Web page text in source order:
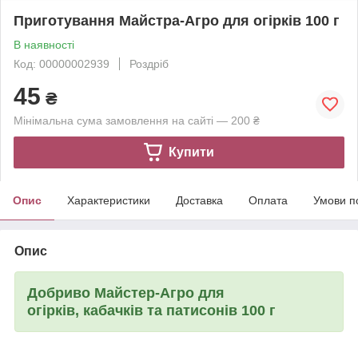
Приготування Майстра-Агро для огірків 100 г
В наявності
Код: 00000002939
Роздріб
45 ₴
Мінімальна сума замовлення на сайті — 200 ₴
Купити
Опис Характеристики Доставка Оплата Умови
Опис
Добриво Майстер-Агро для
огірків, кабачків та патисонів 100 г